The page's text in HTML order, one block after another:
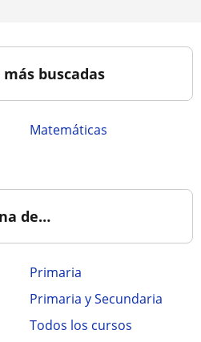
buscadas
Matemáticas
de…
Primaria
Primaria y Secundaria
Todos los cursos